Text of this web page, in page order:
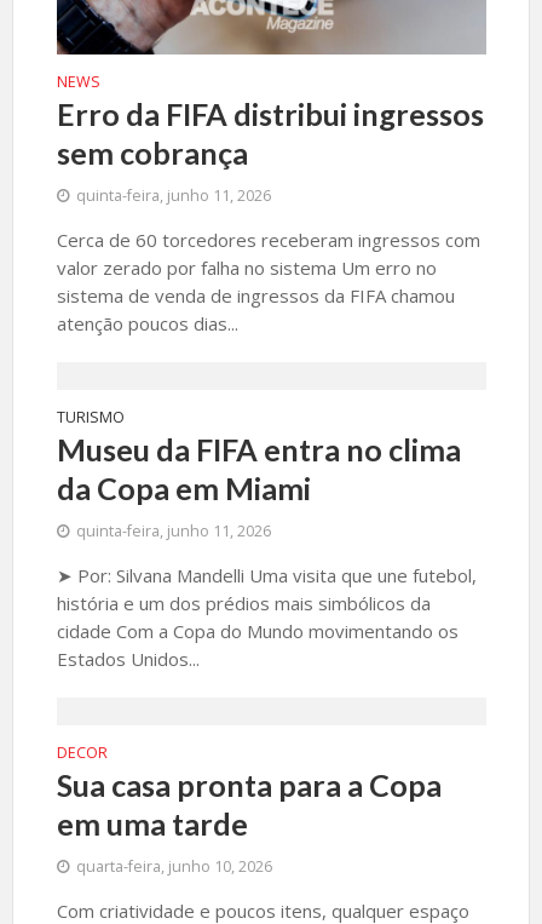
NEWS
Erro da FIFA distribui ingressos
sem cobrança
quinta-feira, junho 11, 2026
Cerca de 60 torcedores receberam ingressos com
valor zerado por falha no sistema Um erro no
sistema de venda de ingressos da FIFA chamou
atenção poucos dias...
TURISMO
Museu da FIFA entra no clima
da Copa em Miami
quinta-feira, junho 11, 2026
➤ Por: Silvana Mandelli Uma visita que une futebol,
história e um dos prédios mais simbólicos da
cidade Com a Copa do Mundo movimentando os
Estados Unidos...
DECOR
Sua casa pronta para a Copa
em uma tarde
quarta-feira, junho 10, 2026
Com criatividade e poucos itens, qualquer espaço